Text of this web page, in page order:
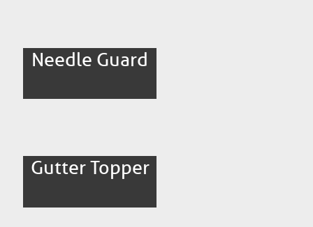
Needle Guard
Gutter Topper